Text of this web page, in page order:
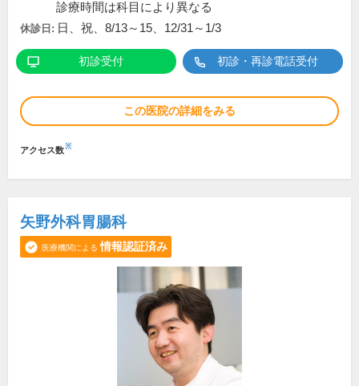
診療時間は科目により異なる
休診日: 日、祝、8/13～15、12/31～1/3
初診受付 初診・再診電話受付
この医院の詳細をみる
アクセス数※
矢野外科胃腸科
医療機関による 情報認証済み